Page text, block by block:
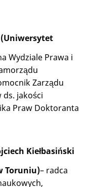
(Uniwersytet
Wydziale Prawa i
Zarządu
jakości
Praw Doktoranta
Kiełbasiński
Toruniu)– radca